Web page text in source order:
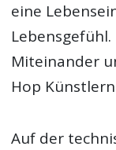
eine
Miteinander
Hop
Auf der